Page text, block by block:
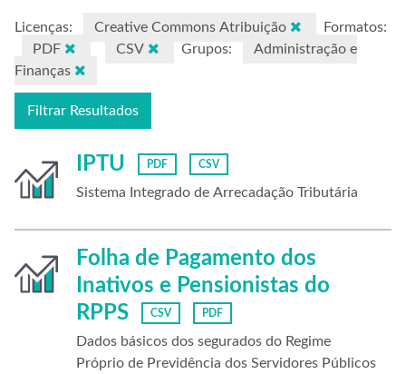
Licenças: Creative Commons Atribuição
Formatos:
PDF
CSV Grupos:
Administração e
Finanças
Filtrar Resultados
IPTU PDF CSV
Sistema Integrado de Arrecadação Tributária
Folha de Pagamento dos
Inativos e Pensionistas do
RPPS
CSV PDF
Dados básicos dos segurados do Regime
Próprio de Previdência dos Servidores Públicos